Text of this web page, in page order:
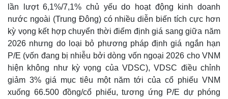
lần lượt 6,1%/7,1% chủ yếu do hoạt động kinh doanh
nước ngoài (Trung Đông) có nhiều diễn biến tích cực hơn
kỳ vọng kết hợp chuyển thời điểm định giá sang giữa năm
2026 nhưng do loại bỏ phương pháp định giá ngắn hạn
P/E (vốn đang bị nhiễu bởi dòng vốn ngoại 2026 cho VNM
hiện không như kỳ vọng của VDSC), VDSC điều chỉnh
giảm 3% giá mục tiêu một năm tới của cổ phiếu VNM
xuống 66.500 đồng/cổ phiếu, tương ứng P/E dự phóng